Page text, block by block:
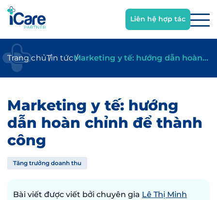
Trang chủTin tứcMarketing y tế: hướng dẫn hoàn
Marketing y tế: hướng
dẫn hoàn chỉnh để thành
công
Tăng trưởng doanh thu
Bài viết được viết bởi chuyên gia Lê Thị Minh